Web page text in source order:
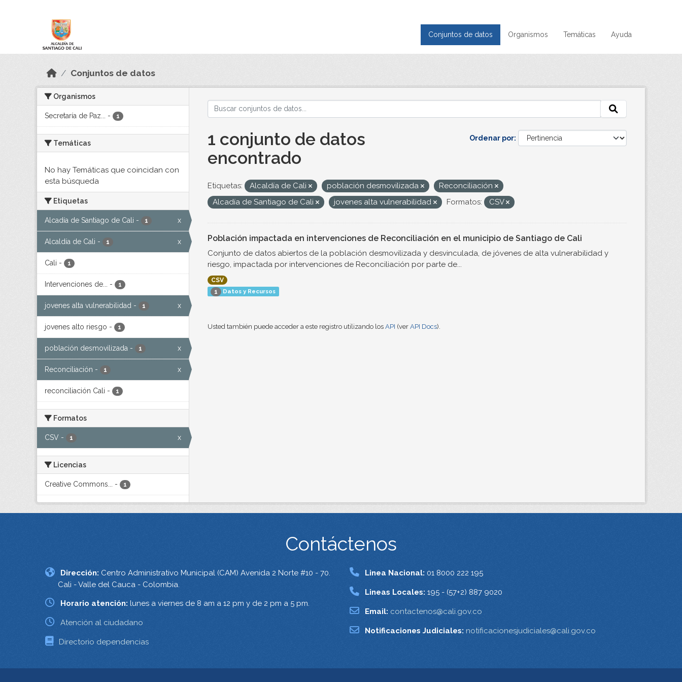
Conjuntos de datos Organismos Temáticas Ayuda
Conjuntos de datos
Organismos
Secretaría de Paz... - 1
Temáticas
No hay Temáticas que coincidan con
esta búsqueda
Etiquetas
Alcadía de Santiago de Cali - 1 x
Alcaldía de Cali - 1 x
Cali - 1
Intervenciones de... - 1
jovenes alta vulnerabilidad - 1 x
jovenes alto riesgo - 1
población desmovilizada - 1 x
Reconciliación - 1 x
reconciliación Cali - 1
Formatos
CSV - 1 x
Licencias
Creative Commons... - 1
Ordenar por
1 conjunto de datos
encontrado
Etiquetas: Alcaldía de Cali población desmovilizada
Reconciliación
Alcadía de Santiago de Cali
jovenes alta vulnerabilidad Formatos: CSV
Población impactada en intervenciones de Reconciliación en el municipio de Santiago de Cali
Conjunto de datos abiertos de la población desmovilizada y desvinculada, de jóvenes de alta vulnerabilidad y
riesgo, impactada por intervenciones de Reconciliación por parte de...
CSV
1
Datos y Recursos
Usted también puede acceder a este registro utilizando los API (ver API Docs).
Contáctenos
Dirección: Centro Administrativo Municipal (CAM) Avenida 2 Norte #10 - 70.
Cali - Valle del Cauca - Colombia.
Horario atención: lunes a viernes de 8 am a 12 pm y de 2 pm a 5 pm.
Atención al ciudadano
Directorio dependencias
Linea Nacional: 01 8000 222 195
Lineas Locales: 195 - (57+2) 887 9020
Email: contactenos@cali.gov.co
Notificaciones Judiciales: notificacionesjudiciales@cali.gov.co